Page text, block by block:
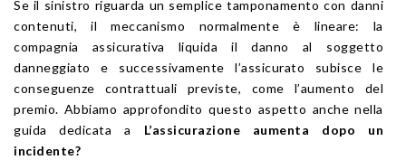
Se il sinistro riguarda un semplice tamponamento con danni
contenuti, il meccanismo normalmente è lineare: la
compagnia assicurativa liquida il danno al soggetto
danneggiato e successivamente l’assicurato subisce le
conseguenze contrattuali previste, come l’aumento del
premio. Abbiamo approfondito questo aspetto anche nella
guida dedicata a L’assicurazione aumenta dopo un
incidente?